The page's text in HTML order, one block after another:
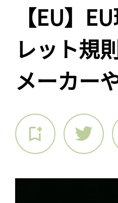
【EU】
レット規
メーカー